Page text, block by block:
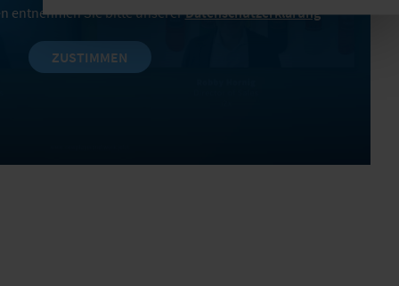
entnehmen Sie bitte unsererDatenschutzerklärung
ZUSTIMMEN